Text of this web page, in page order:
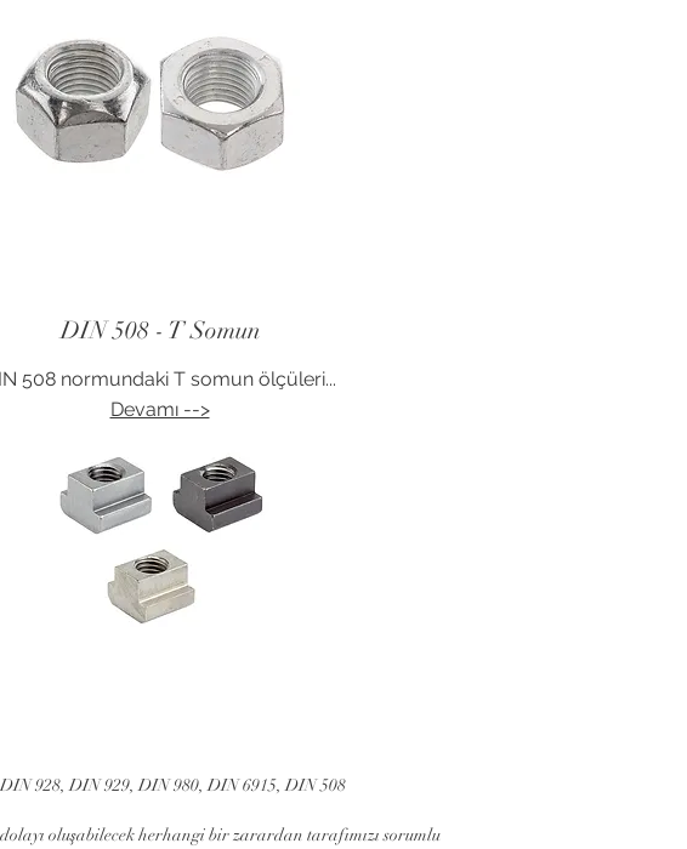
DIN 508 - T Somun
508 normundaki T somun ölçüleri...
Devamı -->
928, DIN 929, DIN 980, DIN 6915, DIN 508
oluşabilecek herhangi bir zarardan tarafımızı sorumlu